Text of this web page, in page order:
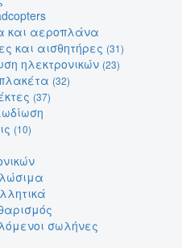
και αεροπλάνα
και αισθητήρες (31)
ηλεκτρονικών (23)
(32)
(37)
(10)
σωλήνες